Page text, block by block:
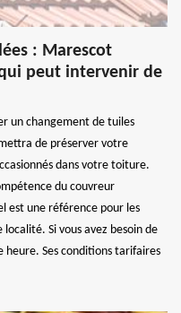
: Marescot
peut intervenir de
un changement de tuiles
de préserver votre
dans votre toiture.
du couvreur
est une référence pour les
Si vous avez besoin de
heure. Ses conditions tarifaires